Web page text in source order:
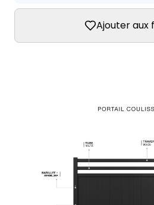
Ajouter aux